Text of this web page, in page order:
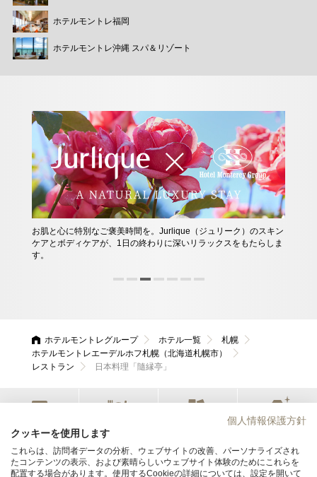
ホテルモントレ福岡
ホテルモントレ沖縄 スパ＆リゾート
お肌と心に特別なご褒美時間を。Jurlique（ジュリーク）のスキン
ケアとボディケアが、1日の終わりに深いリラックスをもたらしま
す。
ホテルモントレグループ ホテル一覧
札幌
ホテルモントレエーデルホフ札幌（北海道札幌市）
レストラン
日本料理「隨縁亭」
宿泊 レストラン
ホテルモントレエーデルホフ札幌
個人情報保護方針
クッキーを使用します
これらは、訪問者データの分析、ウェブサイトの改善、パーソナライズされ
たコンテンツの表示、および素晴らしいウェブサイト体験のためにこれらを
配置する場合があります。使用するCookieの詳細については、設定を開いて